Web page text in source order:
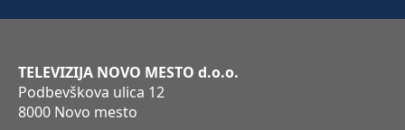
TELEVIZIJA NOVO MESTO d.o.o.
Podbevškova ulica 12
8000 Novo mesto